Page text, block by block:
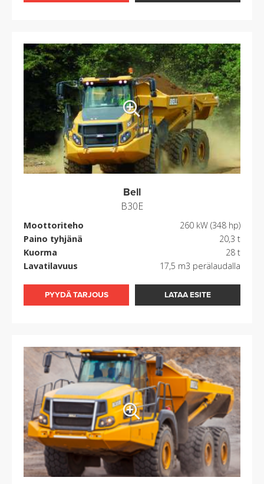
Bell
B30E
Moottoriteho
260 kW (348 hp)
Paino tyhjänä
20,3 t
Kuorma
28 t
Lavatilavuus
17,5 m3 perälaudalla
PYYDÄ TARJOUS LATAA ESITE